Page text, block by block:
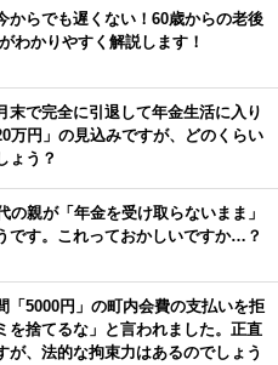
からでも遅くない！60歳からの老後
わかりやすく解説します！
末で完全に引退して年金生活に入り
万円」の見込みですが、どのくらい
ょう？
の親が「年金を受け取らないまま」
です。これっておかしいですか…？
「5000円」の町内会費の支払いを拒
を捨てるな」と言われました。正直
が、法的な拘束力はあるのでしょう